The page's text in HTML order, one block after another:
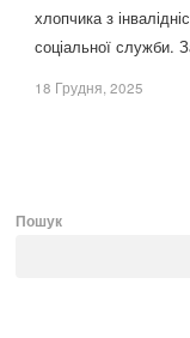
хлопчика з
соціальної служби.
18 Грудня, 2025
Пошук